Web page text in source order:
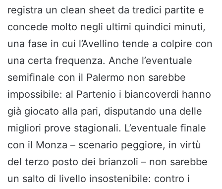
registra un clean sheet da tredici partite e
concede molto negli ultimi quindici minuti,
una fase in cui l’Avellino tende a colpire con
una certa frequenza. Anche l’eventuale
semifinale con il Palermo non sarebbe
impossibile: al Partenio i biancoverdi hanno
già giocato alla pari, disputando una delle
migliori prove stagionali. L’eventuale finale
con il Monza – scenario peggiore, in virtù
del terzo posto dei brianzoli – non sarebbe
un salto di livello insostenibile: contro i